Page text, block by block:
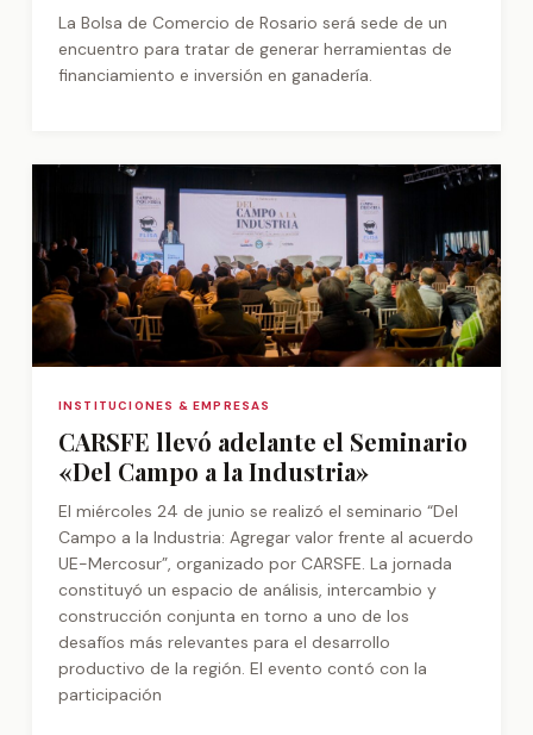
La Bolsa de Comercio de Rosario será sede de un
encuentro para tratar de generar herramientas de
financiamiento e inversión en ganadería.
INSTITUCIONES & EMPRESAS
CARSFE llevó adelante el Seminario
«Del Campo a la Industria»
El miércoles 24 de junio se realizó el seminario “Del
Campo a la Industria: Agregar valor frente al acuerdo
UE-Mercosur”, organizado por CARSFE. La jornada
constituyó un espacio de análisis, intercambio y
construcción conjunta en torno a uno de los
desafíos más relevantes para el desarrollo
productivo de la región. El evento contó con la
participación